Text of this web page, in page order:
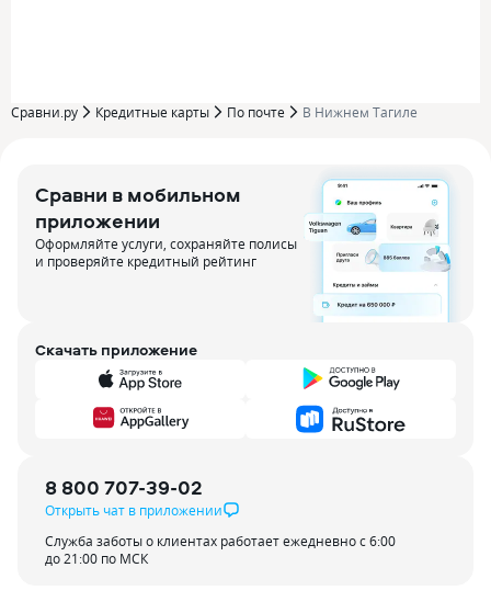
Сравни.ру Кредитные карты По почте В Нижнем Тагиле
Сравни в мобильном
приложении
Оформляйте услуги, сохраняйте полисы
и проверяйте кредитный рейтинг
Скачать приложение
8 800 707-39-02
Открыть чат в приложении
Служба заботы о клиентах работает ежедневно с 6:00
до 21:00 по МСК